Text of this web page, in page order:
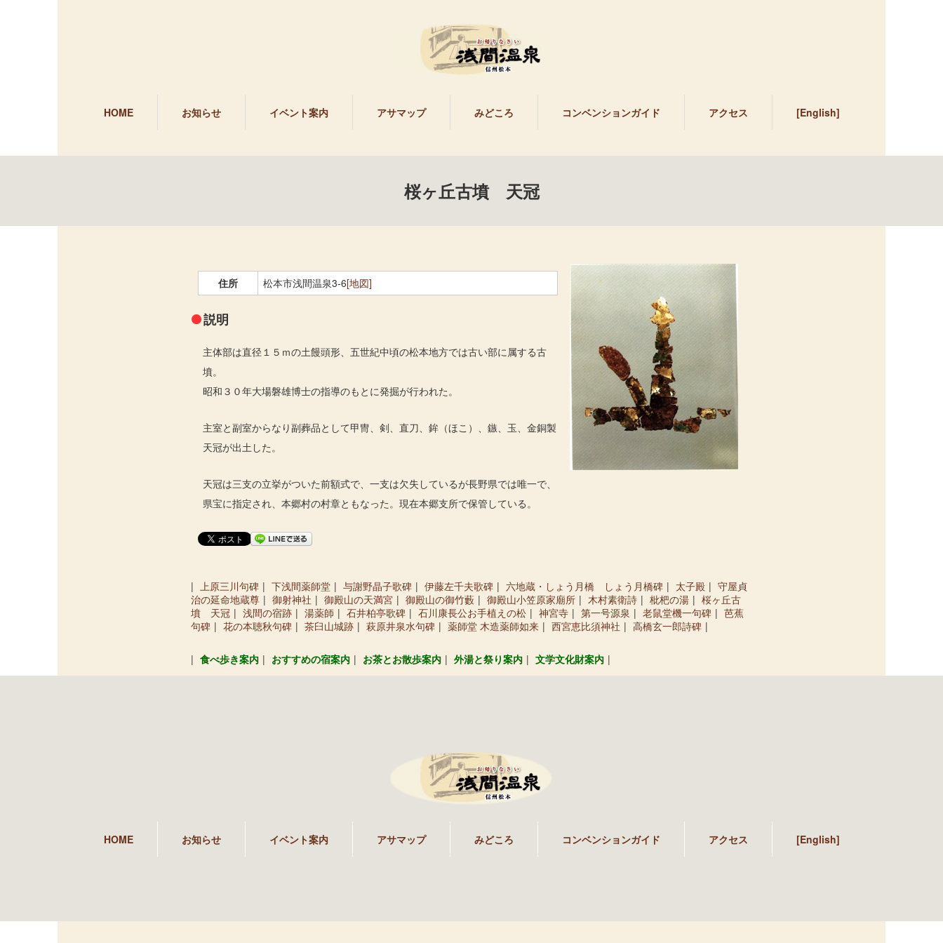
HOME お知らせ イベント案内 アサマップ みどころ コンベンションガイド アクセス [English]
桜ヶ丘古墳 天冠
住所 松本市浅間温泉3-6[地図]
説明
主体部は直径１５ｍの土饅頭形、五世紀中頃の松本地方では古い部に属する古
墳。
昭和３０年大場磐雄博士の指導のもとに発掘が行われた。
主室と副室からなり副葬品として甲冑、剣、直刀、鉾（ほこ）、鏃、玉、金銅製
天冠が出土した。
天冠は三支の立挙がついた前額式で、一支は欠失しているが長野県では唯一で、
県宝に指定され、本郷村の村章ともなった。現在本郷支所で保管している。
上原三川句碑 下浅間薬師堂 与謝野晶子歌碑 伊藤左千夫歌碑 六地蔵・しょう月橋 しょう月橋碑 太子殿
守屋貞
治の延命地蔵尊
御射神社 御殿山の天満宮 御殿山の御竹藪 御殿山小笠原家廟所 木村素衛詩 枇杷の湯
桜ヶ丘古
墳 天冠
浅間の宿跡 湯薬師 石井柏亭歌碑 石川康長公お手植えの松 神宮寺 第一号源泉 老鼠堂機一句碑
芭蕉
句碑
花の本聴秋句碑 茶臼山城跡 萩原井泉水句碑 薬師堂 木造薬師如来 西宮恵比須神社 高橋玄一郎詩碑
食べ歩き案内 おすすめの宿案内 お茶とお散歩案内 外湯と祭り案内 文学文化財案内
HOME お知らせ イベント案内 アサマップ みどころ コンベンションガイド アクセス [English]